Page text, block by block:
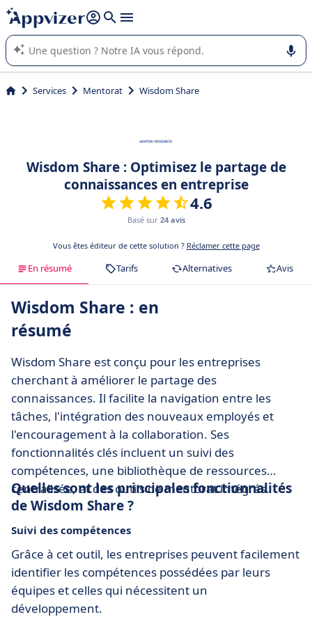
répondre (plusieurs lignes avec
L'IA de Appvizer vous guide dans l'utilisation ou la sélection de
logiciel SaaS en entreprise.
Services Mentorat Wisdom Share
Wisdom Share : Optimisez le partage de
connaissances en entreprise
4.6
Basé sur 24 avis
Vous êtes éditeur de cette solution ? Réclamer cette page
En résumé Tarifs Alternatives Avis
Wisdom Share : en
résumé
Wisdom Share est conçu pour les entreprises
cherchant à améliorer le partage des
connaissances. Il facilite la navigation entre les
tâches, l'intégration des nouveaux employés et
l'encouragement à la collaboration. Ses
fonctionnalités clés incluent un suivi des
compétences, une bibliothèque de ressources
centralisée, et des outils de mentorat intégrés.
Quelles sont les principales fonctionnalités
de Wisdom Share ?
Suivi des compétences
Grâce à cet outil, les entreprises peuvent facilement
identifier les compétences possédées par leurs
équipes et celles qui nécessitent un
développement.